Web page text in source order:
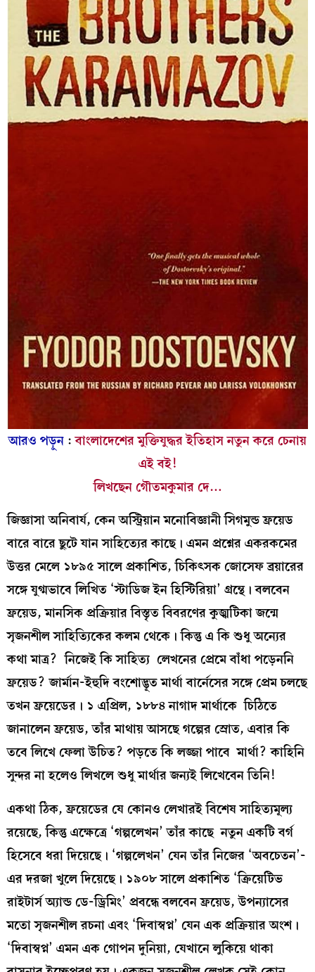
আরও পড়ুন :বাংলাদেশের মুক্তিযুদ্ধর ইতিহাস নতুন করে চেনায়
এই বই!
লিখছেন গৌতমকুমার দে…
জিজ্ঞাসা অনিবার্য, কেন অস্ট্রিয়ান মনোবিজ্ঞানী সিগমুন্ড ফ্রয়েড
বারে বারে ছুটে যান সাহিত্যের কাছে। এমন প্রশ্নের একরকমের
উত্তর মেলে ১৮৯৫ সালে প্রকাশিত, চিকিৎসক জোসেফ ব্রয়ারের
সঙ্গে যুগ্মভাবে লিখিত ‘স্টাডিজ ইন হিস্টিরিয়া’ গ্রন্থে। বলবেন
ফ্রয়েড, মানসিক প্রক্রিয়ার বিস্তৃত বিবরণের কুজ্ঝটিকা জন্মে
সৃজনশীল সাহিত্যিকের কলম থেকে। কিন্তু এ কি শুধু অন্যের
কথা মাত্র? নিজেই কি সাহিত্য লেখনের প্রেমে বাঁধা পড়েননি
ফ্রয়েড? জার্মান-ইহুদি বংশোদ্ভূত মার্থা বার্নেসের সঙ্গে প্রেম চলছে
তখন ফ্রয়েডের। ১ এপ্রিল, ১৮৮৪ নাগাদ মার্থাকে চিঠিতে
জানালেন ফ্রয়েড, তাঁর মাথায় আসছে গল্পের স্রোত, এবার কি
তবে লিখে ফেলা উচিত? পড়তে কি লজ্জা পাবে মার্থা? কাহিনি
সুন্দর না হলেও লিখলে শুধু মার্থার জন্যই লিখেবেন তিনি!
একথা ঠিক, ফ্রয়েডের যে কোনও লেখারই বিশেষ সাহিত্যমূল্য
রয়েছে, কিন্তু এক্ষেত্রে ‘গল্পলেখন’ তাঁর কাছে নতুন একটি বর্গ
হিসেবে ধরা দিয়েছে। ‘গল্পলেখন’ যেন তাঁর নিজের ‘অবচেতন’-
এর দরজা খুলে দিয়েছে। ১৯০৮ সালে প্রকাশিত ‘ক্রিয়েটিভ
রাইটার্স অ্যান্ড ডে-ড্রিমিং’ প্রবন্ধে বলবেন ফ্রয়েড, উপন্যাসের
মতো সৃজনশীল রচনা এবং ‘দিবাস্বপ্ন’ যেন এক প্রক্রিয়ার অংশ।
‘দিবাস্বপ্ন’ এমন এক গোপন দুনিয়া, যেখানে লুকিয়ে থাকা